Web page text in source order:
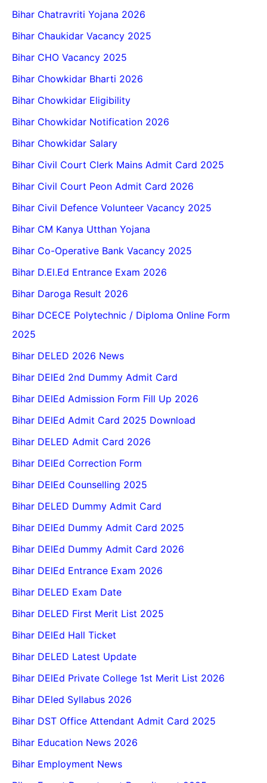
Bihar Chatravriti Yojana 2026
Bihar Chaukidar Vacancy 2025
Bihar CHO Vacancy 2025
Bihar Chowkidar Bharti 2026
Bihar Chowkidar Eligibility
Bihar Chowkidar Notification 2026
Bihar Chowkidar Salary
Bihar Civil Court Clerk Mains Admit Card 2025
Bihar Civil Court Peon Admit Card 2026
Bihar Civil Defence Volunteer Vacancy 2025
Bihar CM Kanya Utthan Yojana
Bihar Co-Operative Bank Vacancy 2025
Bihar D.El.Ed Entrance Exam 2026
Bihar Daroga Result 2026
Bihar DCECE Polytechnic / Diploma Online Form
2025
Bihar DELED 2026 News
Bihar DElEd 2nd Dummy Admit Card
Bihar DElEd Admission Form Fill Up 2026
Bihar DElEd Admit Card 2025 Download
Bihar DELED Admit Card 2026
Bihar DElEd Correction Form
Bihar DElEd Counselling 2025
Bihar DELED Dummy Admit Card
Bihar DElEd Dummy Admit Card 2025
Bihar DElEd Dummy Admit Card 2026
Bihar DElEd Entrance Exam 2026
Bihar DELED Exam Date
Bihar DELED First Merit List 2025
Bihar DElEd Hall Ticket
Bihar DELED Latest Update
Bihar DElEd Private College 1st Merit List 2026
Bihar DEled Syllabus 2026
Bihar DST Office Attendant Admit Card 2025
Bihar Education News 2026
Bihar Employment News